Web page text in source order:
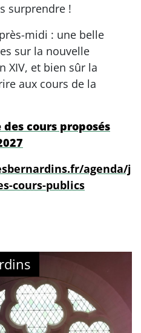
surprendre !
midi : une belle
sur la nouvelle
XIV, et bien sûr la
aux cours de la
des cours proposés
agenda/j
cours-publics